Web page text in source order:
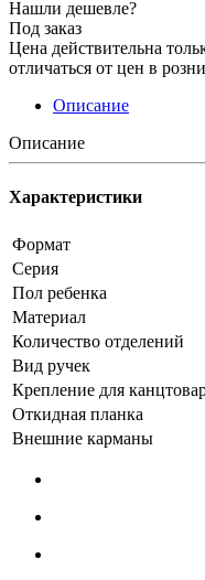
Нашли дешевле?
Под заказ
Цена действительна
отличаться от цен в
Описание
Описание
Характеристики
Формат
Серия
Пол ребенка
Материал
Количество отделений
Вид ручек
Крепление для
Откидная планка
Внешние карманы